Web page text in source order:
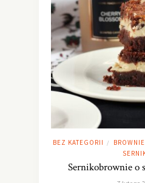
BEZ KATEGORII /
Sernikobrownie o